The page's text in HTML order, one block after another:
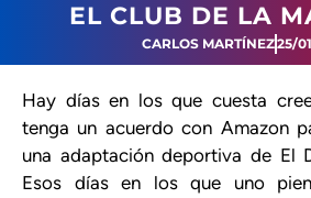
EL CLUB DE LA
CARLOS MARTÍNEZ25/
Hay días en los que cuesta
tenga un acuerdo con Amazon
una adaptación deportiva de El
Esos días en los que uno